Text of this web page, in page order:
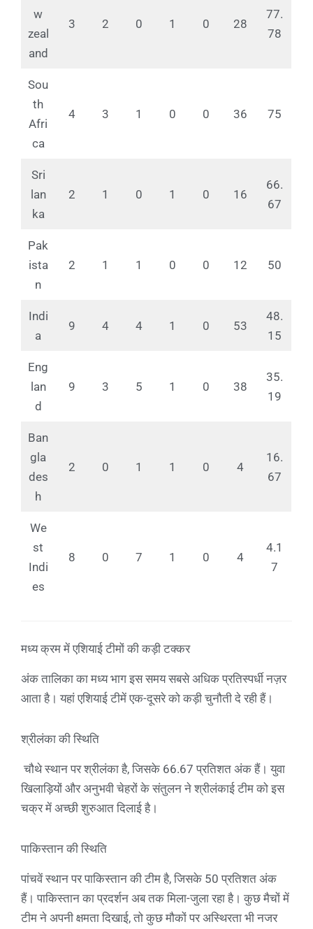
w
zeal
and
3 2 0 1 0 28
77.
78
Sou
th
Afri
ca
4 3 1 0 0 36 75
Sri
lan
ka
2 1 0 1 0 16
66.
67
Pak
ista
n
2 1 1 0 0 12 50
Indi
a
9 4 4 1 0 53
48.
15
Eng
lan
d
9 3 5 1 0 38
35.
19
Ban
gla
des
h
2 0 1 1 0 4
16.
67
We
st
Indi
es
8 0 7 1 0 4
4.1
7
मध्य क्रम में एशियाई टीमों की कड़ी टक्कर
अंक तालिका का मध्य भाग इस समय सबसे अधिक प्रतिस्पर्धी नज़र
आता है। यहां एशियाई टीमें एक-दूसरे को कड़ी चुनौती दे रही हैं।
श्रीलंका की स्थिति
चौथे स्थान पर श्रीलंका है, जिसके 66.67 प्रतिशत अंक हैं। युवा
खिलाड़ियों और अनुभवी चेहरों के संतुलन ने श्रीलंकाई टीम को इस
चक्र में अच्छी शुरुआत दिलाई है।
पाकिस्तान की स्थिति
पांचवें स्थान पर पाकिस्तान की टीम है, जिसके 50 प्रतिशत अंक
हैं। पाकिस्तान का प्रदर्शन अब तक मिला-जुला रहा है। कुछ मैचों में
टीम ने अपनी क्षमता दिखाई, तो कुछ मौकों पर अस्थिरता भी नजर